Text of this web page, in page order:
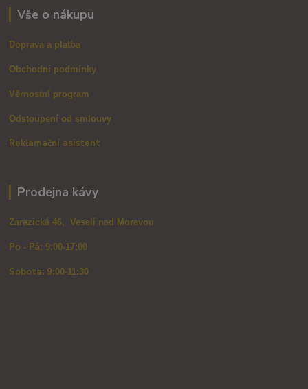
Vše o nákupu
Doprava a platba
Obchodní podmínky
Věrnostní program
Odstoupení od smlouvy
Reklamační asistent
Prodejna kávy
Zarazická 46, Veselí nad Moravou
Po - Pá: 9:00-17:00
Sobota: 9:00-11:30